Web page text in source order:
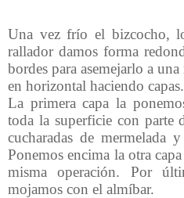
Una vez frío el bizcocho,
rallador damos forma
bordes para asemejarlo a
en horizontal haciendo capas.
La primera capa la
toda la superficie con parte
cucharadas de mermelada
Ponemos encima la otra
misma operación. Por
mojamos con el almíbar.